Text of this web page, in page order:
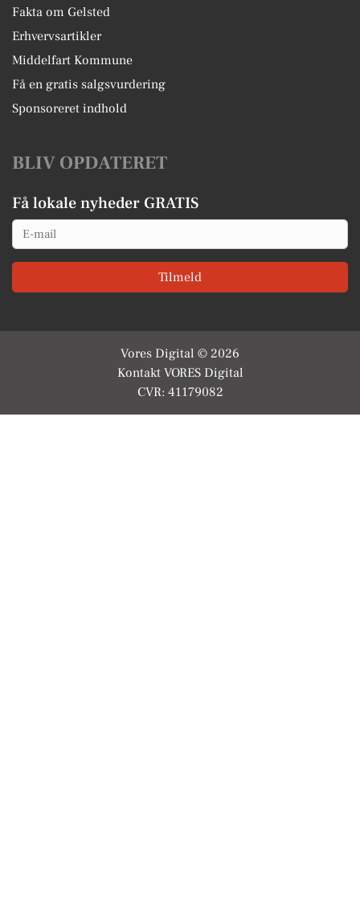
Fakta om Gelsted
Erhvervsartikler
Middelfart Kommune
Få en gratis salgsvurdering
Sponsoreret indhold
BLIV OPDATERET
Få lokale nyheder GRATIS
Email
Tilmeld
Vores Digital © 2026
Kontakt VORES Digital
CVR: 41179082